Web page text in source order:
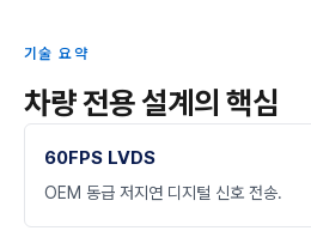
기술 요약
차량 전용 설계의 핵심
60FPS LVDS
OEM 동급 저지연 디지털 신호 전송.